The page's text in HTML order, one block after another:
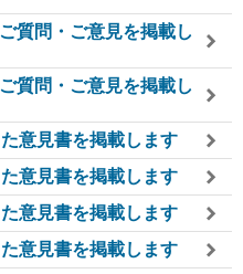
質問・ご意見を掲載し
質問・ご意見を掲載し
意見書を掲載します
意見書を掲載します
意見書を掲載します
意見書を掲載します